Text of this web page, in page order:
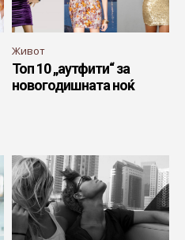
Живот
Топ 10 „аутфити“ за
новогодишната ноќ